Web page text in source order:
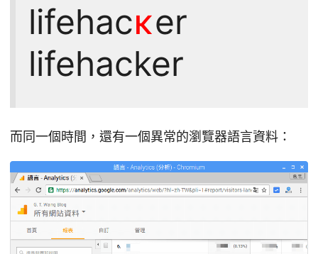
lifehacĸer
lifehacker
而同一個時間，還有一個異常的瀏覽器語言資料：